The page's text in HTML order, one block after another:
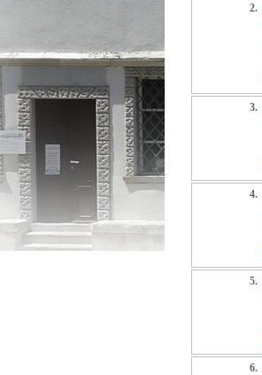
2.
3.
4.
5.
6.